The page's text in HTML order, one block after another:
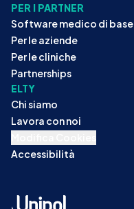
PER I PARTNER
Software medico di base
Per le aziende
Per le cliniche
Partnerships
ELTY
Chi siamo
Lavora con noi
Accessibilità